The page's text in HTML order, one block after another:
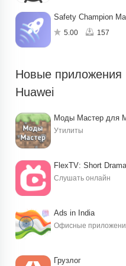
Safety Champion
5.00 157
Новые приложения
Huawei
Моды Мастер для
Утилиты
FlexTV: Short
Слушать онлайн
Ads in India
Офисные
Грузлог